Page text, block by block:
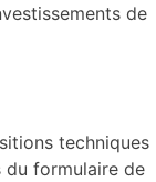
de
techniques
du formulaire de